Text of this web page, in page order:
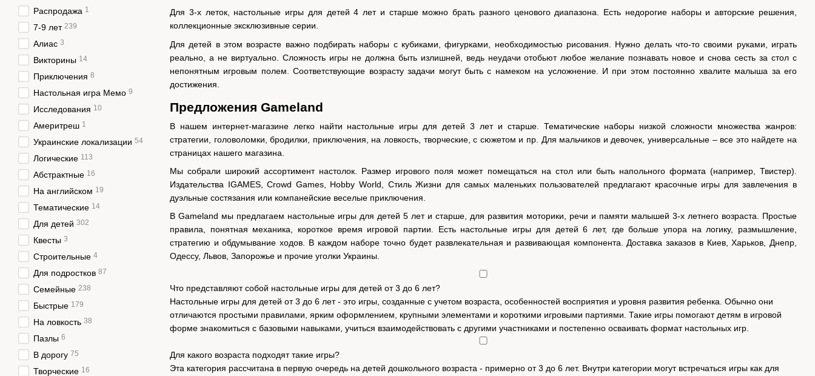
Для 3-х леток, настольные игры для детей 4 лет и старше можно брать разного ценового диапазона. Есть недорогие наборы и авторские решения,
коллекционные эксклюзивные серии.
Для детей в этом возрасте важно подбирать наборы с кубиками, фигурками, необходимостью рисования. Нужно делать что-то своими руками, играть
реально, а не виртуально. Сложность игры не должна быть излишней, ведь неудачи отобьют любое желание познавать новое и снова сесть за стол с
непонятным игровым полем. Соответствующие возрасту задачи могут быть с намеком на усложнение. И при этом постоянно хвалите малыша за его
достижения.
Предложения Gameland
В нашем интернет-магазине легко найти настольные игры для детей 3 лет и старше. Тематические наборы низкой сложности множества жанров:
стратегии, головоломки, бродилки, приключения, на ловкость, творческие, с сюжетом и пр. Для мальчиков и девочек, универсальные – все это найдете на
страницах нашего магазина.
Мы собрали широкий ассортимент настолок. Размер игрового поля может помещаться на стол или быть напольного формата (например, Твистер).
Издательства IGAMES, Crowd Games, Hobby World, Стиль Жизни для самых маленьких пользователей предлагают красочные игры для завлечения в
дуэльные состязания или компанейские веселые приключения.
В Gameland мы предлагаем настольные игры для детей 5 лет и старше, для развития моторики, речи и памяти малышей 3-х летнего возраста. Простые
правила, понятная механика, короткое время игровой партии. Есть настольные игры для детей 6 лет, где больше упора на логику, размышление,
стратегию и обдумывание ходов. В каждом наборе точно будет развлекательная и развивающая компонента. Доставка заказов в Киев, Харьков, Днепр,
Одессу, Львов, Запорожье и прочие уголки Украины.
Что представляют собой настольные игры для детей от 3 до 6 лет?
Настольные игры для детей от 3 до 6 лет - это игры, созданные с учетом возраста, особенностей восприятия и уровня развития ребенка. Обычно они
отличаются простыми правилами, ярким оформлением, крупными элементами и короткими игровыми партиями. Такие игры помогают детям в игровой
форме знакомиться с базовыми навыками, учиться взаимодействовать с другими участниками и постепенно осваивать формат настольных игр.
Для какого возраста подходят такие игры?
Эта категория рассчитана в первую очередь на детей дошкольного возраста - примерно от 3 до 6 лет. Внутри категории могут встречаться игры как для
Распродажа 1
7-9 лет 239
Алиас 3
Викторины 14
Приключения 8
Настольная игра Мемо 9
Исследования 10
Америтреш 1
Украинские локализации 54
Логические 113
Абстрактные 16
На английском 19
Тематические 14
Для детей 302
Квесты 3
Строительные 4
Для подростков 87
Семейные 238
Быстрые 179
На ловкость 38
Пазлы 6
В дорогу 75
Творческие 16